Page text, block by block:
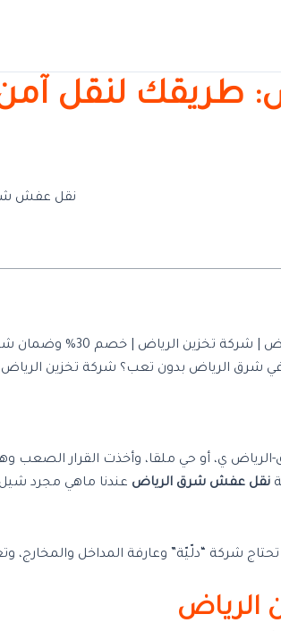
لنقل آمن،
الرياض | خصم 30% وضمان شامل 0531397880
في شرق الرياض بدون تعب؟ شركة تخزين
ي، أو حي ملقا، وأخذت القرار
نقل عفش شرق الرياض عندنا ماهي مجرد
شركة “دلّيّة” وعارفة المداخل والمخارج،
الرياض